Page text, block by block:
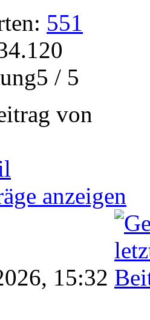
551
/ 5
von
anzeigen
15:32